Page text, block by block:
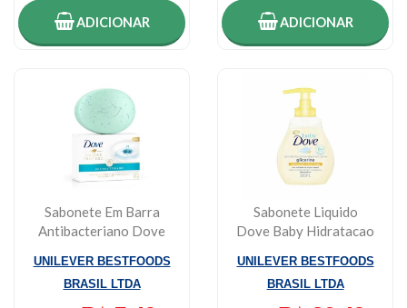
ADICIONAR ADICIONAR
Sabonete Em Barra
Antibacteriano Dove
UNILEVER BESTFOODS
BRASIL LTDA
Sabonete Liquido
Dove Baby Hidratacao
UNILEVER BESTFOODS
BRASIL LTDA